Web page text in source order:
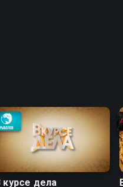
курсе дела